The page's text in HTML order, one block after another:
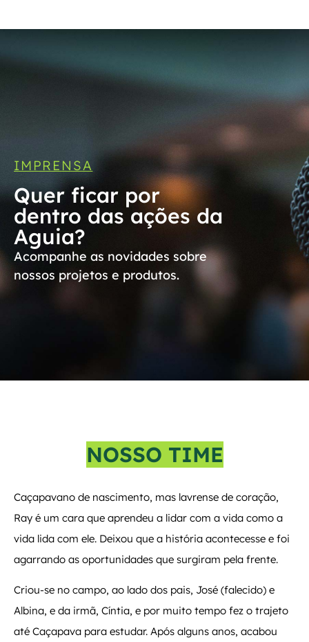
IMPRENSA
Quer ficar por
dentro das ações da
Aguia?
Acompanhe as novidades sobre
nossos projetos e produtos.
NOSSO TIME
Caçapavano de nascimento, mas lavrense de coração,
Ray é um cara que aprendeu a lidar com a vida como a
vida lida com ele. Deixou que a história acontecesse e foi
agarrando as oportunidades que surgiram pela frente.
Criou-se no campo, ao lado dos pais, José (falecido) e
Albina, e da irmã, Cíntia, e por muito tempo fez o trajeto
até Caçapava para estudar. Após alguns anos, acabou